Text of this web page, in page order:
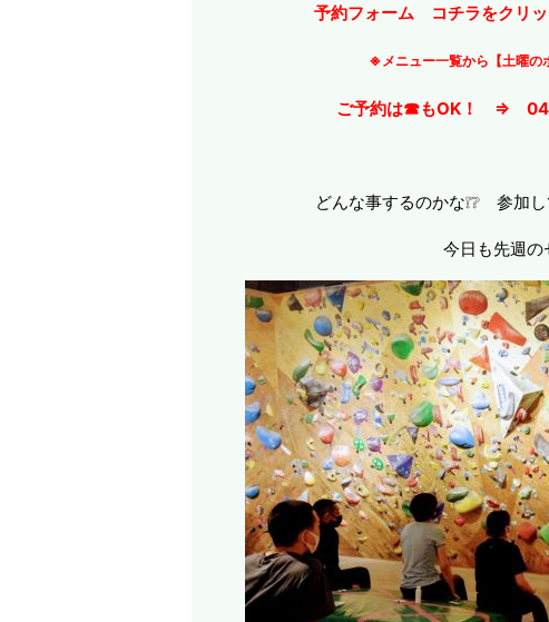
予約フォーム コチラをクリ
※メニュー一覧から【土曜の
ご予約は☎もOK！ ⇒
どんな事するのかな❕❔ 参加
今日も先週の